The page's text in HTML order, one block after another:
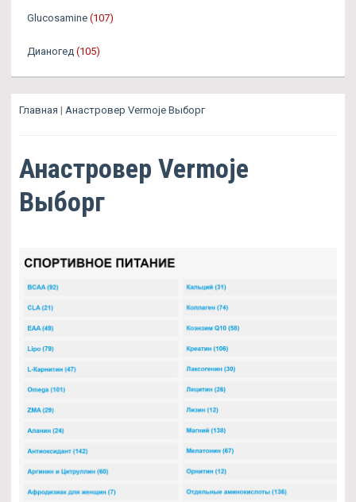
Glucosamine (107)
Дианогед (105)
Главная | Анастровер Vermoje Выборг
Анастровер Vermoje
Выборг